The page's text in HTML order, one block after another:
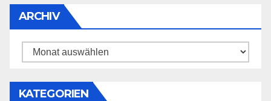
ARCHIV
Archiv
KATEGORIEN